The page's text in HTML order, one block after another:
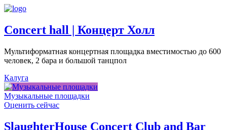
Concert hall | Концерт Холл
Мультиформатная концертная площадка вместимостью до 600
человек, 2 бара и большой танцпол
Калуга
Музыкальные площадки
Оценить сейчас
SlaughterHouse Concert Club and Bar